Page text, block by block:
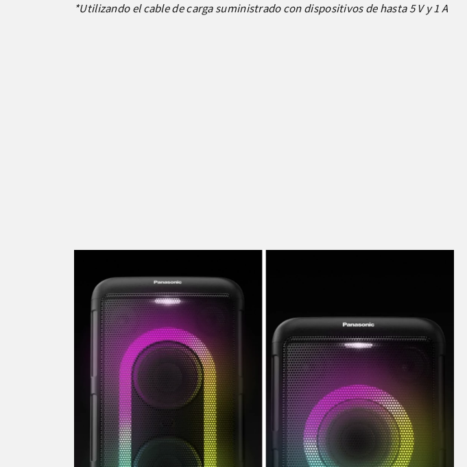
*Utilizando el cable de carga suministrado con dispositivos de hasta 5 V y 1 A